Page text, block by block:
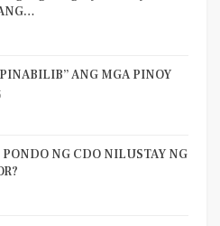
ANG MGA PINOY
PONDO NG CDO NILUSTAY NG